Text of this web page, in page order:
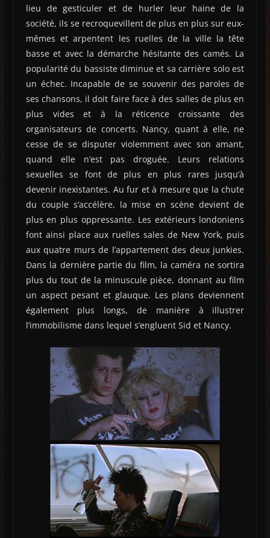
lieu de gesticuler et de hurler leur haine de la
société, ils se recroquevillent de plus en plus sur eux-
mêmes et arpentent les ruelles de la ville la tête
basse et avec la démarche hésitante des camés. La
popularité du bassiste diminue et sa carrière solo est
un échec. Incapable de se souvenir des paroles de
ses chansons, il doit faire face à des salles de plus en
plus vides et à la réticence croissante des
organisateurs de concerts. Nancy, quant à elle, ne
cesse de se disputer violemment avec son amant,
quand elle n’est pas droguée. Leurs relations
sexuelles se font de plus en plus rares jusqu’à
devenir inexistantes. Au fur et à mesure que la chute
du couple s’accélère, la mise en scène devient de
plus en plus oppressante. Les extérieurs londoniens
font ainsi place aux ruelles sales de New York, puis
aux quatre murs de l’appartement des deux junkies.
Dans la dernière partie du film, la caméra ne sortira
plus du tout de la minuscule pièce, donnant au film
un aspect pesant et glauque. Les plans deviennent
également plus longs, de manière à illustrer
l’immobilisme dans lequel s’engluent Sid et Nancy.